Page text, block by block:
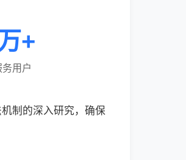
+
用户
制的深入研究，确保